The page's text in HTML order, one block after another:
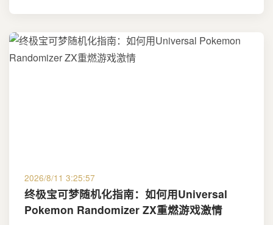
2026/8/11 3:25:57
终极宝可梦随机化指南：如何用Universal
Pokemon Randomizer ZX重燃游戏激情